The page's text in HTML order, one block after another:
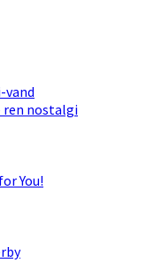
vand
ren nostalgi
You!